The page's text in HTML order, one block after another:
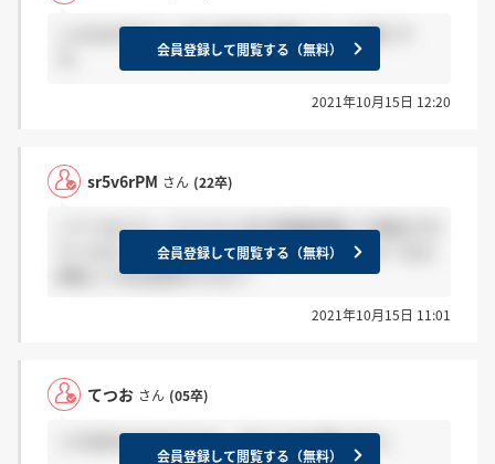
＞sr5v6rPMさん 前の投稿者が書いている通りで
会員登録して閲覧する（無料）
2021年10月15日 12:20
sr5v6rPM さん (22卒)
＞てつおさん リクナビに月の残業時間とか表記され
ていなかったんですが実際どのくらいですか？また
昇給って年功序列ですか？
会員登録して閲覧する（無料）
2021年10月15日 11:01
てつお さん (05卒)
この会社はやめておけ。今ならまだ間に合う。
会員登録して閲覧する（無料）